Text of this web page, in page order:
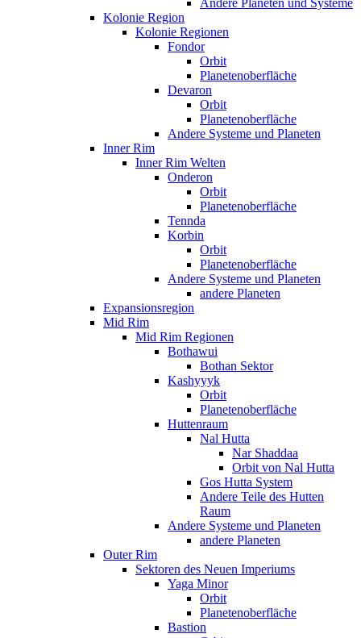
Kolonie Region
Kolonie Regionen
Fondor
Orbit
Planetenoberfläche
Devaron
Orbit
Planetenoberfläche
Andere Systeme und Planeten
Inner Rim
Inner Rim Welten
Onderon
Orbit
Planetenoberfläche
Tennda
Korbin
Orbit
Planetenoberfläche
Andere Systeme und Planeten
andere Planeten
Expansionsregion
Mid Rim
Mid Rim Regionen
Bothawui
Bothan Sektor
Kashyyyk
Orbit
Planetenoberfläche
Huttenraum
Nal Hutta
Nar Shaddaa
Orbit von Nal Hutta
Gos Hutta System
Andere Teile des Hutten
Raum
Andere Systeme und Planeten
andere Planeten
Outer Rim
Sektoren des Neuen Imperiums
Yaga Minor
Orbit
Planetenoberfläche
Bastion